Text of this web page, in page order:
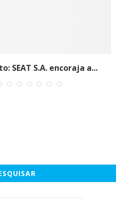
SEAT S.A. encoraja a...